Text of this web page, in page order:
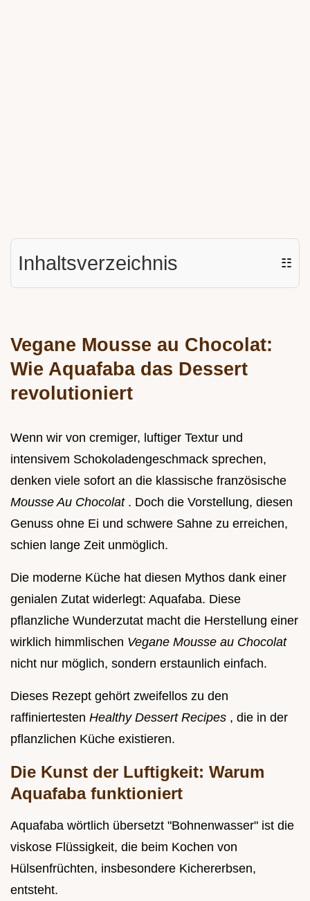
Inhaltsverzeichnis ☷
Vegane Mousse au Chocolat:
Wie Aquafaba das Dessert
revolutioniert
Wenn wir von cremiger, luftiger Textur und
intensivem Schokoladengeschmack sprechen,
denken viele sofort an die klassische französische
Mousse Au Chocolat . Doch die Vorstellung, diesen
Genuss ohne Ei und schwere Sahne zu erreichen,
schien lange Zeit unmöglich.
Die moderne Küche hat diesen Mythos dank einer
genialen Zutat widerlegt: Aquafaba. Diese
pflanzliche Wunderzutat macht die Herstellung einer
wirklich himmlischen Vegane Mousse au Chocolat
nicht nur möglich, sondern erstaunlich einfach.
Dieses Rezept gehört zweifellos zu den
raffiniertesten Healthy Dessert Recipes , die in der
pflanzlichen Küche existieren.
Die Kunst der Luftigkeit: Warum
Aquafaba funktioniert
Aquafaba wörtlich übersetzt "Bohnenwasser" ist die
viskose Flüssigkeit, die beim Kochen von
Hülsenfrüchten, insbesondere Kichererbsen,
entsteht.